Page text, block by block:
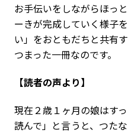
お手伝いをしながらほっ
ーきが完成していく様子
い」をおともだちと共有
つまった一冊なのです。
【読者の声より】
現在２歳１ヶ月の娘はす
読んで」と言うと、つた